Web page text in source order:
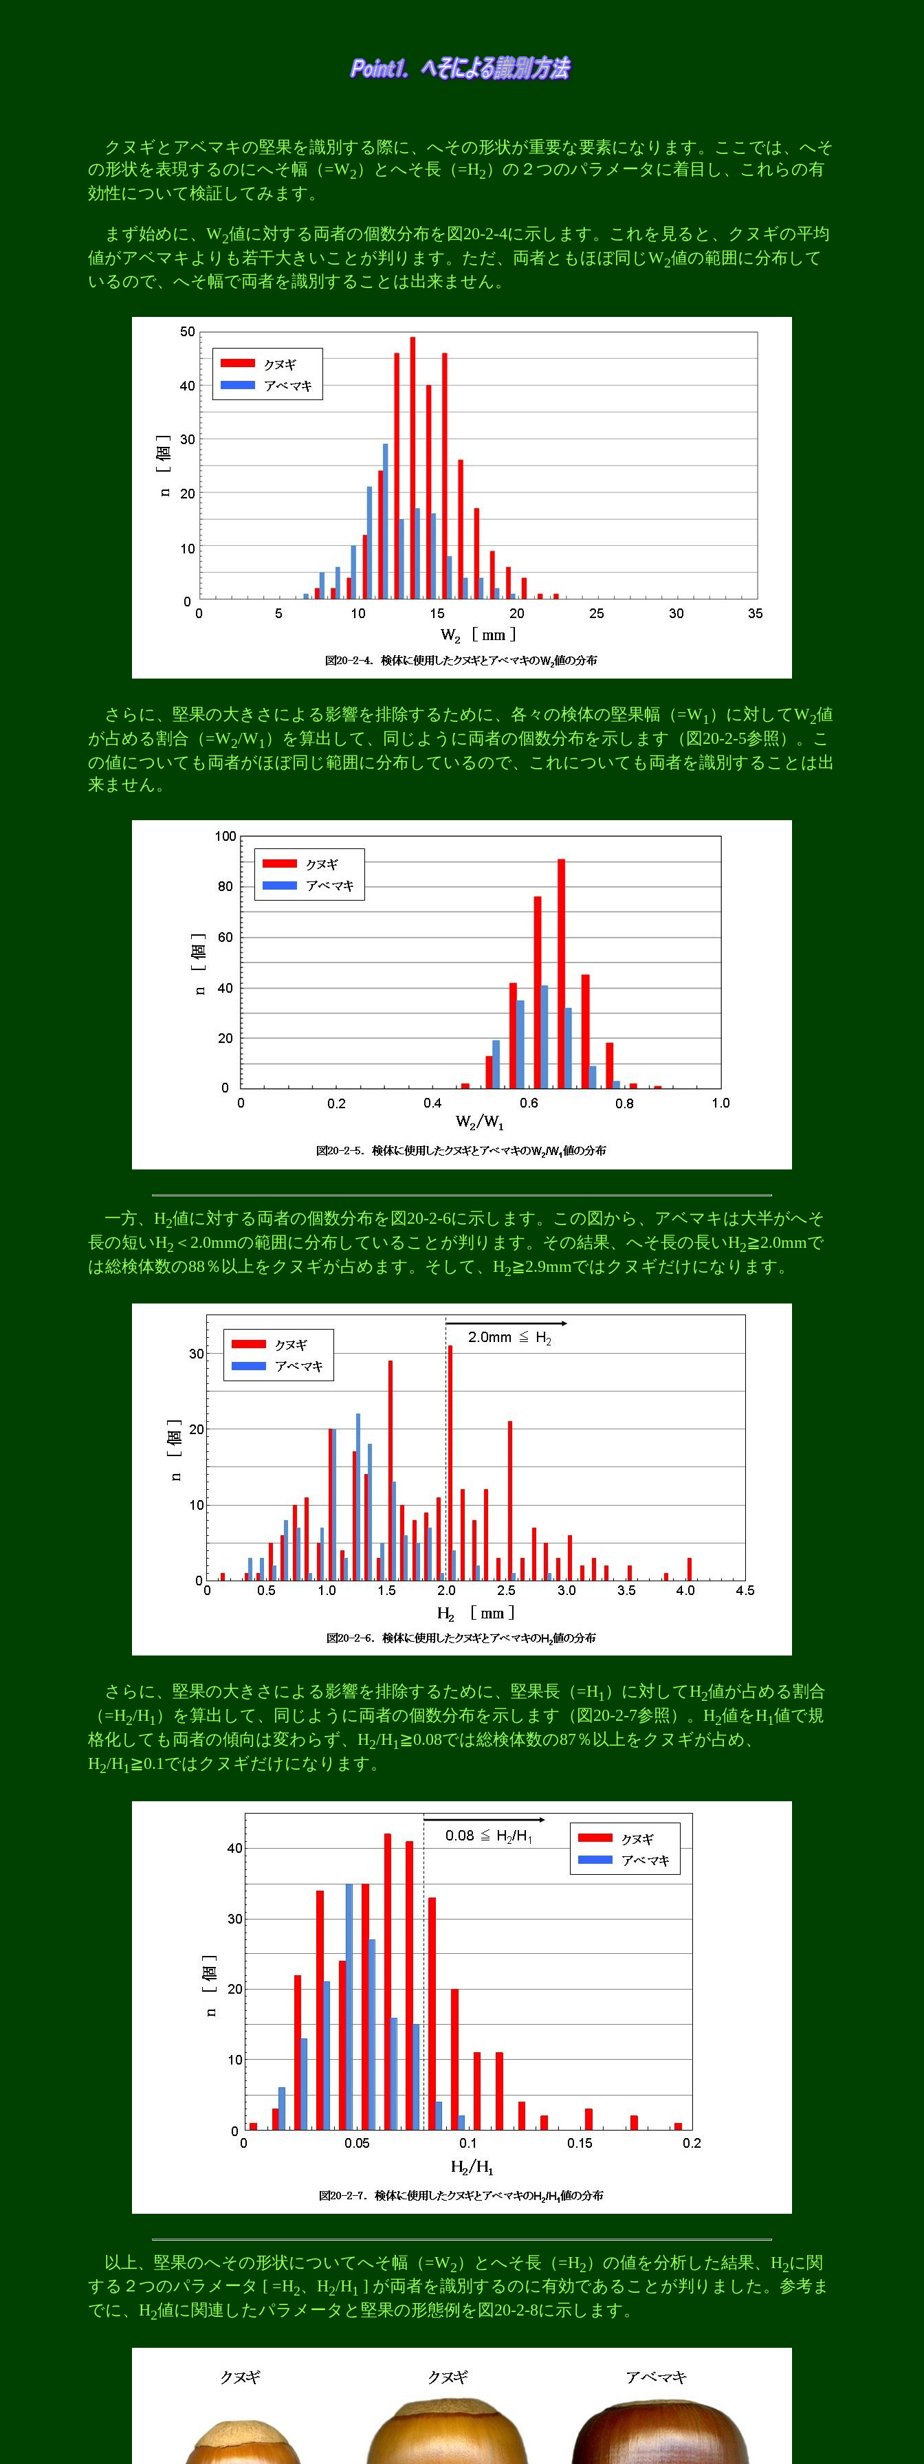
クヌギとアベマキの堅果を識別する際に、へその形状が重要な要素になります。ここでは、へそ
の形状を表現するのにへそ幅（=W2 ）とへそ長（=H2 ）の２つのパラメータに着目し、これらの有
効性について検証してみます。
まず始めに、W2値に対する両者の個数分布を図20-2-4に示します。これを見ると、クヌギの平均
値がアベマキよりも若干大きいことが判ります。ただ、両者ともほぼ同じW2値の範囲に分布して
いるので、へそ幅で両者を識別することは出来ません。
さらに、堅果の大きさによる影響を排除するために、各々の検体の堅果幅（=W1 ）に対してW2値
が占める割合（=W2/W1 ）を算出して、同じように両者の個数分布を示します（図20-2-5参照）。こ
の値についても両者がほぼ同じ範囲に分布しているので、これについても両者を識別することは出
来ません。
一方、H2値に対する両者の個数分布を図20-2-6に示します。この図から、アベマキは大半がへそ
長の短いH2 ＜2.0mmの範囲に分布していることが判ります。その結果、へそ長の長いH2≧2.0mmで
は総検体数の88％以上をクヌギが占めます。そして、H2≧2.9mmではクヌギだけになります。
さらに、堅果の大きさによる影響を排除するために、堅果長（=H1 ）に対してH2値が占める割合
（=H2/H1 ）を算出して、同じように両者の個数分布を示します（図20-2-7参照）。H2値をH1値で規
格化しても両者の傾向は変わらず、H2/H1 ≧0.08では総検体数の87％以上をクヌギが占め、
H2/H1 ≧0.1ではクヌギだけになります。
以上、堅果のへその形状についてへそ幅（=W2 ）とへそ長（=H2 ）の値を分析した結果、H2に関
する２つのパラメータ [ =H2、H2/H1 ] が両者を識別するのに有効であることが判りました。参考ま
でに、H2値に関連したパラメータと堅果の形態例を図20-2-8に示します。